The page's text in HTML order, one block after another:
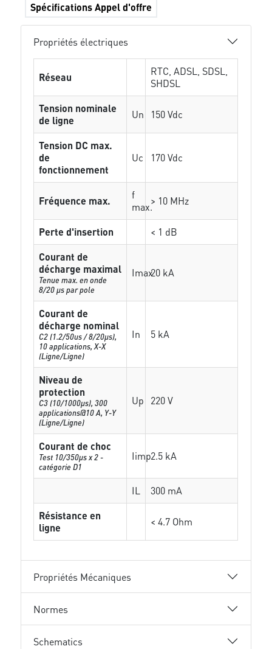
Spécifications Appel d'offre
Propriétés électriques
Réseau
RTC, ADSL, SDSL,
SHDSL
Tension nominale
de ligne
Un 150 Vdc
Tension DC max.
de
fonctionnement
Uc 170 Vdc
Fréquence max.
f
max.> 10 MHz
Perte d'insertion
< 1 dB
Courant de
décharge maximal
Tenue max. en onde
8/20 µs par pole
Imax20 kA
Courant de
décharge nominal
C2 (1.2/50us / 8/20µs),
10 applications, X-X
(Ligne/Ligne)
In 5 kA
Niveau de
protection
C3 (10/1000μs), 300
applications@10 A, Y-Y
(Ligne/Ligne)
Up 220 V
Courant de choc
Test 10/350µs x 2 -
catégorie D1
Iimp2.5 kA
IL
300 mA
Résistance en
ligne
< 4.7 Ohm
Propriétés Mécaniques
Normes
Schematics